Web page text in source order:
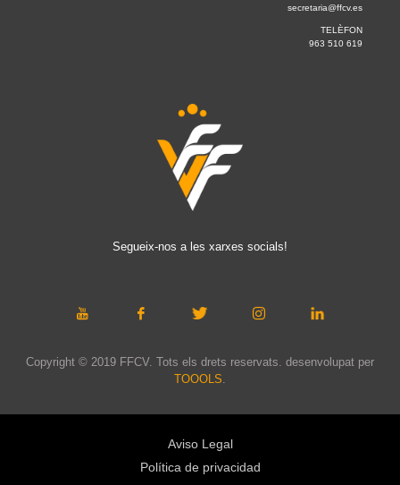
secretaria@ffcv.es
TELÈFON
963 510 619
Segueix-nos a les xarxes socials!
Copyright © 2019 FFCV. Tots els drets reservats. desenvolupat per
TOOOLS
Aviso Legal
Política de privacidad